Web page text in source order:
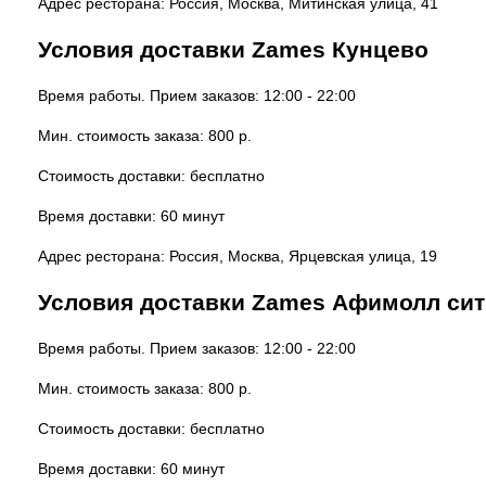
Условия доставки Zames Кунцево
Время работы. Прием заказов: 12:00 - 22:00
Мин. стоимость заказа: 800 р.
Стоимость доставки: бесплатно
Время доставки: 60 минут
Адрес ресторана: Россия, Москва, Ярцевская улица, 19
Условия доставки Zames Афимолл
Время работы. Прием заказов: 12:00 - 22:00
Мин. стоимость заказа: 800 р.
Стоимость доставки: бесплатно
Время доставки: 60 минут